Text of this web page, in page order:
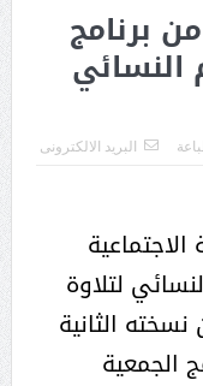
برنامج
النسائي
البريد الالكترونى
لتلاوة
الثانية
الجمعية